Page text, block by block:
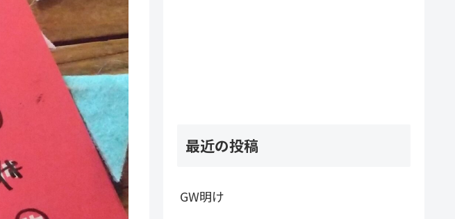
最近の投稿
GW明け